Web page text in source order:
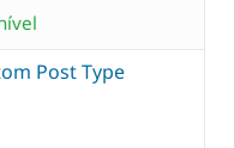
Post Type